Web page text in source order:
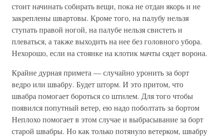
стоит начинать собирать вещи, пока не отдан якорь и не
закреплены швартовы. Кроме того, на палубу нельзя
ступать правой ногой, на палубе нельзя свистеть и
плеваться, а также выходить на нее без головного убора.
Нехорошо, если на стоянке на клотик мачты сядет ворона.
Крайне дурная примета — случайно уронить за борт
ведро или швабру. Будет шторм. И это притом, что
швабра помогает бороться со штилем. Для того чтобы
появился попутный ветер, ею надо поболтать за бортом
Неплохо помогает в этом случае и выбрасывание за борт
старой швабры. Но как только потянуло ветерком, швабру